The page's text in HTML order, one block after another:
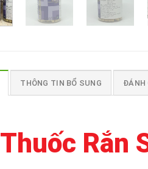
THÔNG TIN BỔ SUNG ĐÁNH
Thuốc Rắn